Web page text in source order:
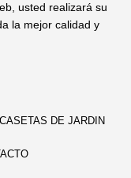
usted realizará su
la mejor calidad y
CASETAS DE JARDIN